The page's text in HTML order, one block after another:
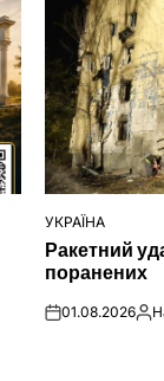
ОПУБЛІКУВАТИ
У
УКРАЇНА
Ракетний
поранених
on01.08.2026